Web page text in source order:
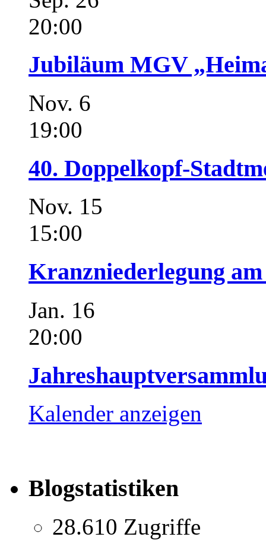
20:00
Jubiläum MGV
Nov. 6
19:00
40. Doppelkopf-
Nov. 15
15:00
Kranzniederlegung
Jan. 16
20:00
Kalender anzeigen
Blogstatistiken
28.610 Zugriffe